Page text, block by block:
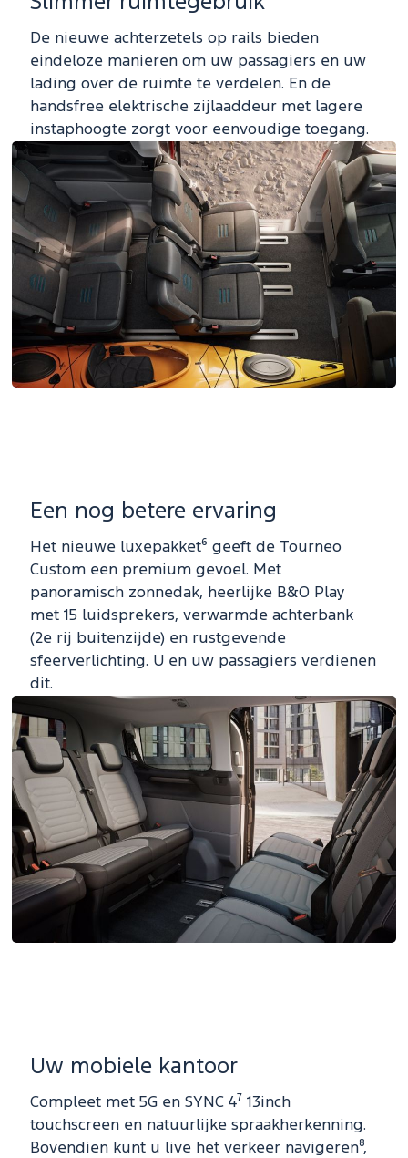
De nieuwe achterzetels op rails bieden
eindeloze manieren om uw passagiers en uw
lading over de ruimte te verdelen. En de
handsfree elektrische zijlaaddeur met lagere
instaphoogte zorgt voor eenvoudige toegang.
Een nog betere ervaring
Het nieuwe luxepakket⁶ geeft de Tourneo
Custom een premium gevoel. Met
panoramisch zonnedak, heerlijke B&O Play
met 15 luidsprekers, verwarmde achterbank
(2e rij buitenzijde) en rustgevende
sfeerverlichting. U en uw passagiers verdienen
dit.
Uw mobiele kantoor
Compleet met 5G en SYNC 4⁷ 13inch
touchscreen en natuurlijke spraakherkenning.
Bovendien kunt u live het verkeer navigeren⁸,